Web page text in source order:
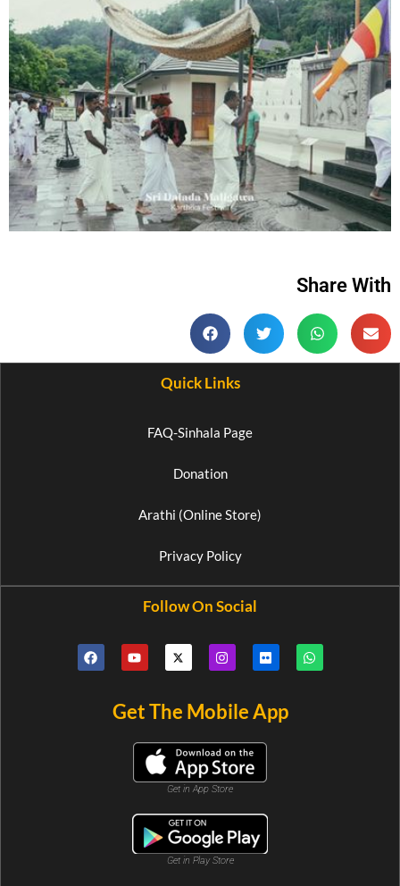
Share With
Quick Links
FAQ-Sinhala Page
Donation
Arathi (Online Store)
Privacy Policy
Follow On Social
Get The Mobile App
Get in App Store
Get in Play Store